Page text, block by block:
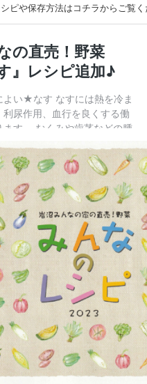
ピや保存方法はコチラからご覧く